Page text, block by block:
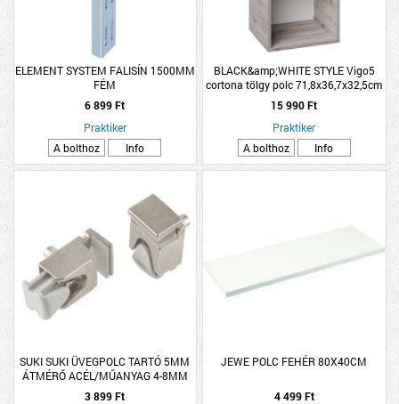
ELEMENT SYSTEM FALISÍN 1500MM
FÉM
6 899 Ft
Praktiker
A bolthoz
Info
BLACK&amp;WHITE STYLE Vigo5
cortona tölgy polc 71,8x36,7x32,5cm
15 990 Ft
Praktiker
A bolthoz
Info
SUKI SUKI ÜVEGPOLC TARTÓ 5MM
ÁTMÉRŐ ACÉL/MŰANYAG 4-8MM
4DB/CSOMAG
3 899 Ft
JEWE POLC FEHÉR 80X40CM
4 499 Ft